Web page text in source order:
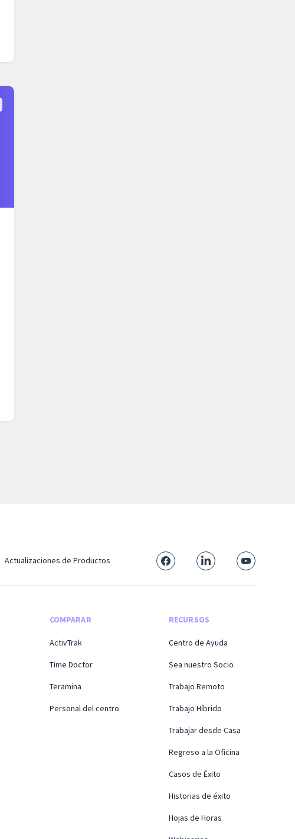
Actualizaciones de Productos
COMPARAR
ActivTrak
Time Doctor
Teramina
Personal del centro
RECURSOS
Centro de Ayuda
Sea nuestro Socio
Trabajo Remoto
Trabajo Híbrido
Trabajar desde Casa
Regreso a la Oficina
Casos de Éxito
Historias de éxito
Hojas de Horas